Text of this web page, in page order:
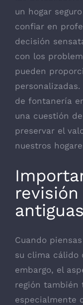
un hogar
confiar en
decisión
con los
pueden
de fontanería
una cuestión
preservar el
nuestros
Cuando
su clima cálido
embargo, el
región también
especialmente